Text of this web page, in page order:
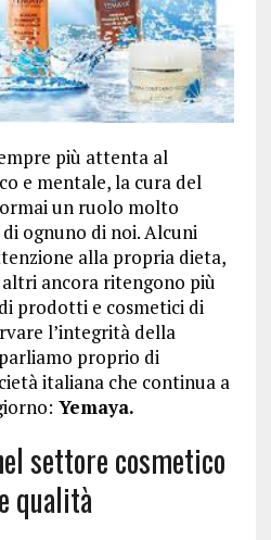
più attenta al
e mentale, la cura del
un ruolo molto
ognuno di noi. Alcuni
alla propria dieta,
ancora ritengono più
prodotti e cosmetici di
l’integrità della
proprio di
italiana che continua a
Yemaya.
settore cosmetico
qualità